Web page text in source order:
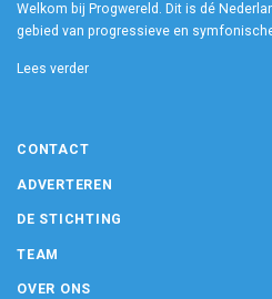
Welkom bij Progwereld. Dit is dé
gebied van progressieve en
Lees verder
CONTACT
ADVERTEREN
DE STICHTING
TEAM
OVER ONS